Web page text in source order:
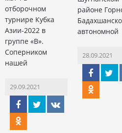
отборочном
турнире Кубка
Азии-2022 в
группе «В».
Соперником
нашей
29.09.2021
районе
автономной
28.09.2021